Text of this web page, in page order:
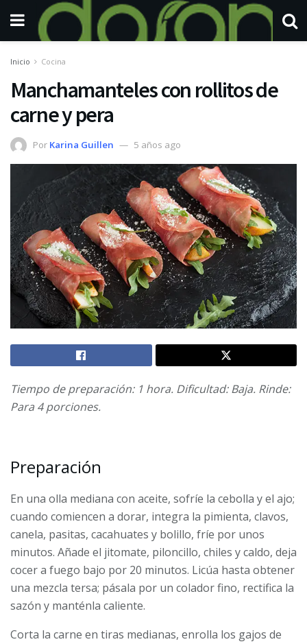
Inicio Cocina
Manchamanteles con rollitos de
carne y pera
Por Karina Guillen 5 años ago
Tiempo de preparación: 1 hora. Dificultad: Baja. Rinde:
Para 4 porciones.
Preparación
En una olla mediana con aceite, sofríe la cebolla y el ajo;
cuando comiencen a dorar, integra la pimienta, clavos,
canela, pasitas, cacahuates y bolillo, fríe por unos
minutos. Añade el jitomate, piloncillo, chiles y caldo, deja
cocer a fuego bajo por 20 minutos. Licúa hasta obtener
una mezcla tersa; pásala por un colador fino, rectifica la
sazón y manténla caliente.
Corta la carne en tiras medianas, enrolla los gajos de